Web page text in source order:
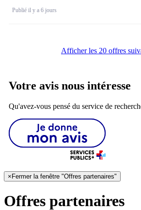
Publié il y a 6 jours
Afficher les 20 offres
Votre avis nous intéresse
Qu'avez-vous pensé du service de
× Fermer la fenêtre "Offres partenaires"
Offres partenaires